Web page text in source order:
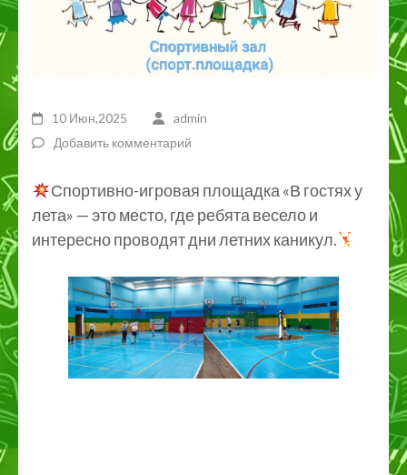
10 Июн,2025
admin
Добавить комментарий
Спортивно-игровая площадка «В гостях у
лета» — это место, где ребята весело и
интересно проводят дни летних каникул.